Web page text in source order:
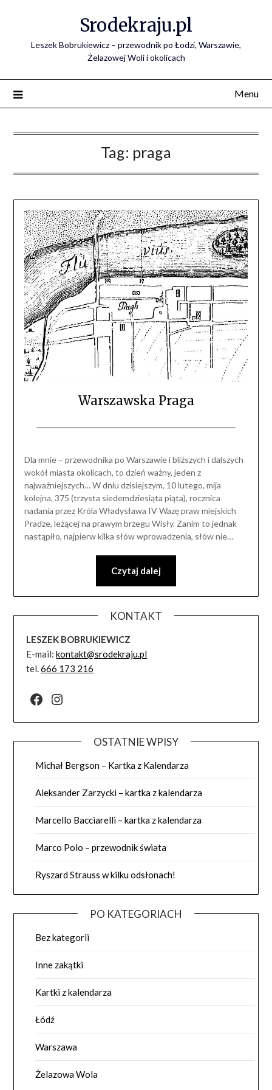
Srodekraju.pl
Leszek Bobrukiewicz – przewodnik po Łodzi, Warszawie,
Żelazowej Woli i okolicach
Menu
Tag: praga
Warszawska Praga
Dla mnie – przewodnika po Warszawie i bliższych i dalszych
wokół miasta okolicach, to dzień ważny, jeden z
najważniejszych… W dniu dzisiejszym, 10 lutego, mija
kolejna, 375 (trzysta siedemdziesiąta piąta), rocznica
nadania przez Króla Władysława IV Wazę praw miejskich
Pradze, leżącej na prawym brzegu Wisły. Zanim to jednak
nastąpiło, najpierw kilka słów wprowadzenia, słów nie…
Czytaj dalej
KONTAKT
LESZEK BOBRUKIEWICZ
E-mail:kontakt@srodekraju.pl
tel.666 173 216
Facebook
Instagram
OSTATNIE WPISY
Michał Bergson – Kartka z Kalendarza
Aleksander Zarzycki – kartka z kalendarza
Marcello Bacciarelli – kartka z kalendarza
Marco Polo – przewodnik świata
Ryszard Strauss w kilku odsłonach!
PO KATEGORIACH
Bez kategorii
Inne zakątki
Kartki z kalendarza
Łódź
Warszawa
Żelazowa Wola